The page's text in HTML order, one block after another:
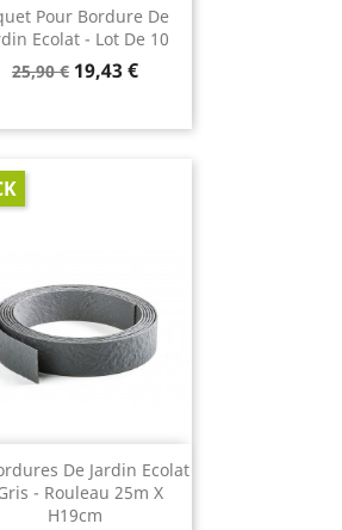
Pour Bordure De
Ecolat - Lot De 10
Prix
25,90 € Prix
19,43 €
De Jardin Ecolat
- Rouleau 25m X
H19cm